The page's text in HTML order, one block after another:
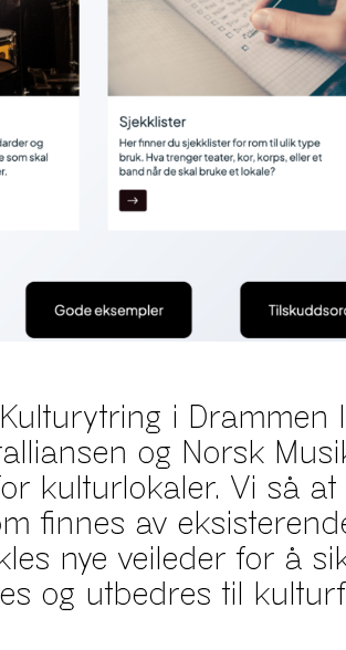
i Drammen
og Norsk
kulturlokaler. Vi så
finnes av
nye veileder for å
og utbedres til